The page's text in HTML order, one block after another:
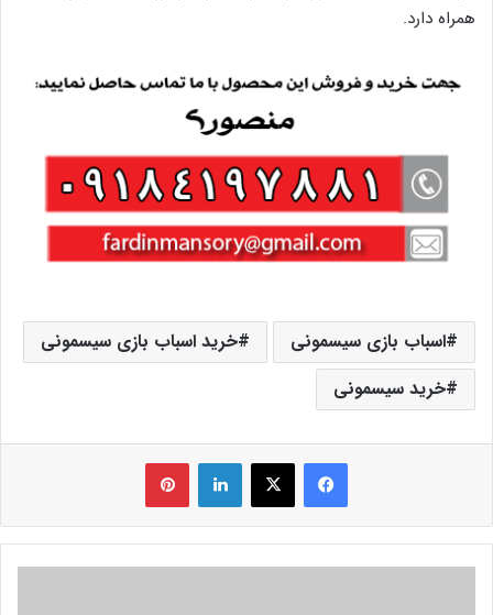
همراه دارد.
اسباب بازی سیسمونی
خرید اسباب بازی سیسمونی
خرید سیسمونی
فیس بوک X لینکدین ‫پین‌ترست